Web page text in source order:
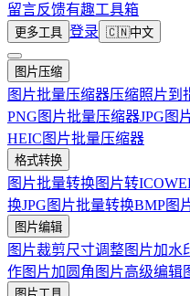
留言反馈有趣工具箱
更多工具 登录 🇨🇳中文
图片压缩
图片批量压缩器压缩照片到
PNG图片批量压缩器JPG图
HEIC图片批量压缩器
格式转换
图片批量转换图片转ICO
换JPG图片批量转换BMP图
图片编辑
图片裁剪尺寸调整图片加水
作图片加圆角 图片高级编辑